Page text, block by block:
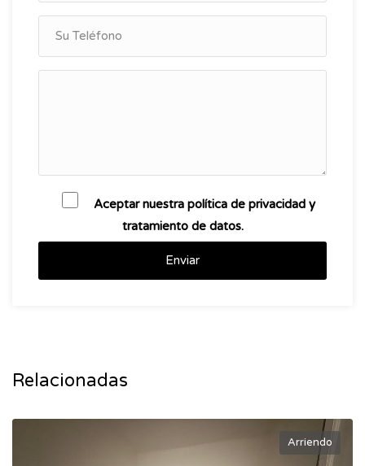
Aceptar nuestra política de privacidad y
tratamiento de datos.
Enviar
Relacionadas
Arriendo